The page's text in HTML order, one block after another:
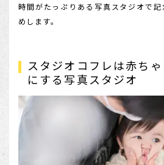
時間がたっぷりある写真スタジオで
めします。
スタジオコフレは赤ち
にする写真スタジオ